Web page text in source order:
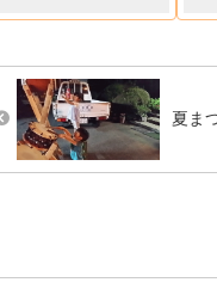
ンモド」さんのチェ
ロとマンドリンの演
奏を聞きました。だ
れもが一度は耳にし
たことのある曲ばか
「
ノ
献
し
夏ま